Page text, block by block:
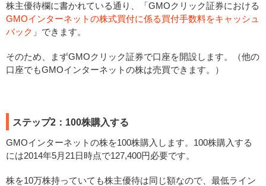
株主優待欄に書かれている通り、「GMOクリック証券における
GMOインターネットの株式買付に係る買付手数料をキャッシュ
バック 」できます。
そのため、まずGMOクリック証券で口座を開設します。（他の
口座でもGMOインターネットの株は売買できます。）
ステップ2：100株購入する
GMOインターネットの株を100株購入します。100株購入する
には2014年5月21日時点で127,400円必要です。
株を10万株持っていても株主優待は同じ額なので、最低ライン